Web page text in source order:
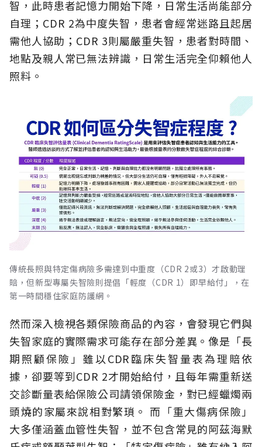
智，此時患者記憶力開始下降，日常生活尚能部分
自理；CDR 2為中度失智，患者會經常迷路且起居
需他人協助；CDR 3則屬嚴重失智，患者對時間、
地點及親人常已無法辨識，日常生活完全仰賴他人
照料。
傳統長照與特定傷病險多需達到中重度（CDR 2或3）才啟動理
賠，但新型專屬失智險則提倡「輕度（CDR 1）即早給付」，在
第一時間穩住家庭防護網。
然而深入檢視各類保險商品的內容，會發現它們與
失智家庭的實際需求可能存在部分差異。像是「長
期照顧保險」雖以CDR臨床失智量表為理賠依
據，卻要等到CDR 2才開始給付，且每年需重新送
交診斷量表給保險公司請領保險金，對已經蠟燭兩
頭燒的家屬來說相對繁瑣。 而「重大傷病保險」
大多僅涵蓋血管性失智，並不包含常見的阿茲海默